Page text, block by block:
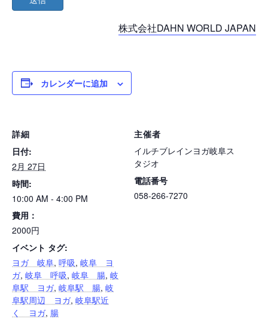
株式会社DAHN WORLD JAPAN
カレンダーに追加
詳細
日付:
2月 27日
時間:
10:00 AM - 4:00 PM
費用：
2000円
イベント タグ:
ヨガ 岐阜, 呼吸, 岐阜 ヨ
ガ, 岐阜 呼吸, 岐阜 腸, 岐
阜駅 ヨガ, 岐阜駅 腸, 岐
阜駅周辺 ヨガ, 岐阜駅近
く ヨガ, 腸
主催者
イルチブレインヨガ岐阜ス
タジオ
電話番号
058-266-7270